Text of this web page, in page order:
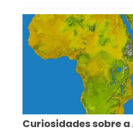
Curiosidades sobre